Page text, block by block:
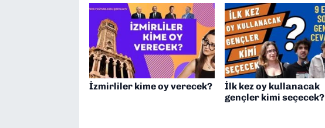
İzmirliler kime oy verecek?
İlk kez oy kullanacak
gençler kimi seçecek?